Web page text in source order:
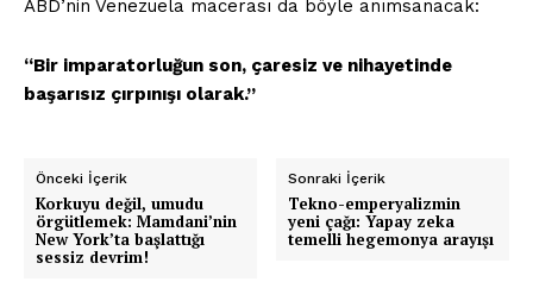
ABD’nin Venezuela macerası da böyle anımsanacak:
“Bir imparatorluğun son, çaresiz ve nihayetinde
başarısız çırpınışı olarak.”
Önceki İçerik
Korkuyu değil, umudu
örgütlemek: Mamdani’nin
New York’ta başlattığı
sessiz devrim!
Sonraki İçerik
Tekno-emperyalizmin
yeni çağı: Yapay zeka
temelli hegemonya arayışı